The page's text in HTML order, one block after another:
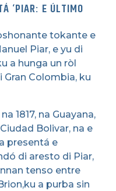
‘PIAR: E ÚLTIMO
tokante e
Piar, e yu di
a hunga un ròl
Colombia, ku
1817, na Guayana,
Bolivar, na e
presentá e
di aresto di Piar,
tenso entre
a purba sin